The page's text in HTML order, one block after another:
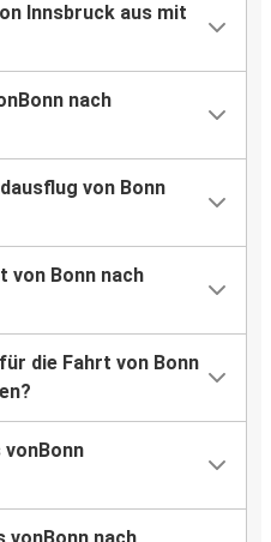
Innsbruck aus mit
nach
von Bonn
von Bonn nach
die Fahrt von Bonn